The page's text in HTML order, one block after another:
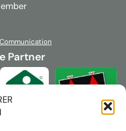
Partner